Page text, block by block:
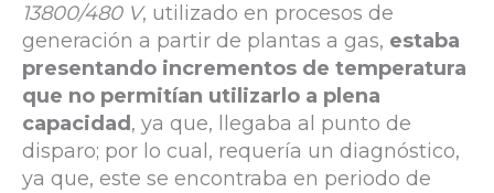
13800/480 V, utilizado en procesos de
generación a partir de plantas a gas, estaba
presentando incrementos de temperatura
que no permitían utilizarlo a plena
capacidad , ya que, llegaba al punto de
disparo; por lo cual, requería un diagnóstico,
ya que, este se encontraba en periodo de